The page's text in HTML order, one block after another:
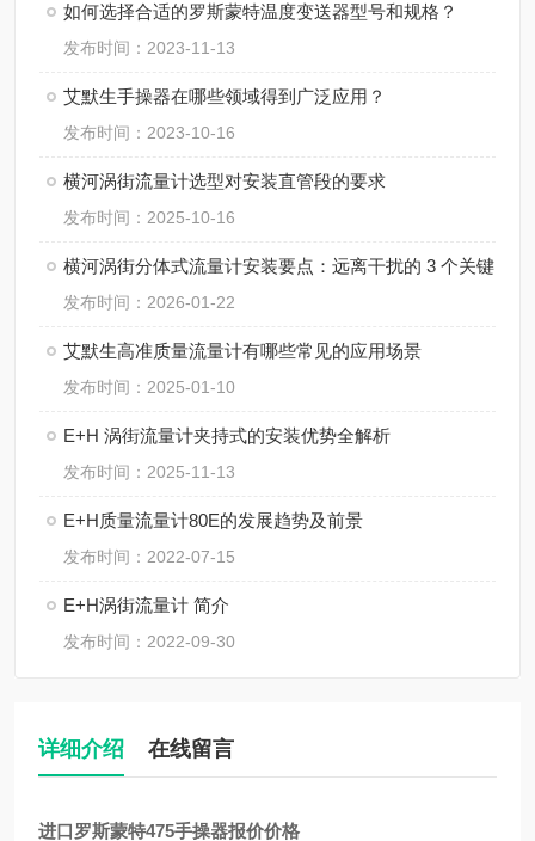
如何选择合适的罗斯蒙特温度变送器型号和规格？
发布时间：2023-11-13
艾默生手操器在哪些领域得到广泛应用？
发布时间：2023-10-16
横河涡街流量计选型对安装直管段的要求
发布时间：2025-10-16
横河涡街分体式流量计安装要点：远离干扰的 3 个关键
发布时间：2026-01-22
艾默生高准质量流量计有哪些常见的应用场景
发布时间：2025-01-10
E+H 涡街流量计夹持式的安装优势全解析
发布时间：2025-11-13
E+H质量流量计80E的发展趋势及前景
发布时间：2022-07-15
E+H涡街流量计 简介
发布时间：2022-09-30
详细介绍 在线留言
进口罗斯蒙特475手操器报价价格